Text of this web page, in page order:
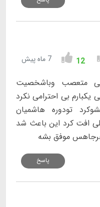
12 7 ماه پیش
متعصب وباشخصیت
بی احترامی نکرد
تودوره هاشمیان
افت کرد این باعث شد
موفق بشه
پاسخ